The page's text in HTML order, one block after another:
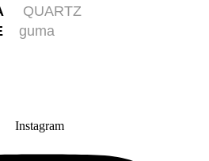
QUARTZ
guma
Instagram